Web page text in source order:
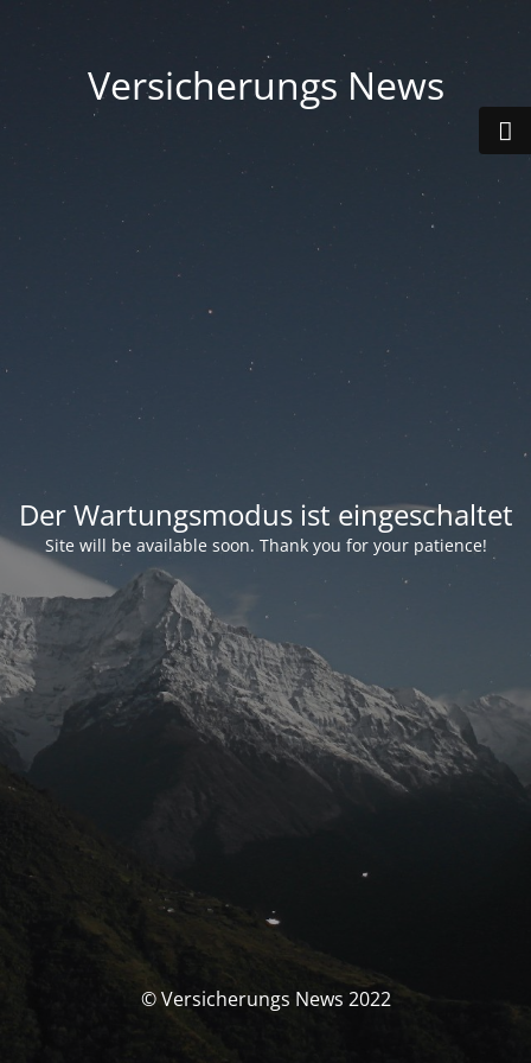
Versicherungs News
Der Wartungsmodus ist eingeschaltet
Site will be available soon. Thank you for your patience!
© Versicherungs News 2022